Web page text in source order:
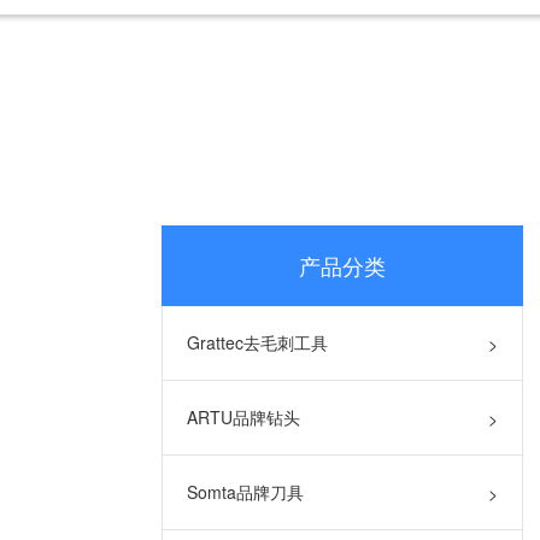
产品分类
Grattec去毛刺工具 >
ARTU品牌钻头 >
Somta品牌刀具 >